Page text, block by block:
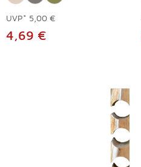
UVP* 5,00 €
4,69 €